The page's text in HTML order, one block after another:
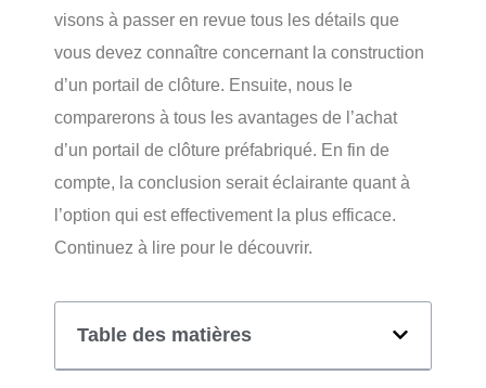
visons à passer en revue tous les détails que
vous devez connaître concernant la construction
d’un portail de clôture. Ensuite, nous le
comparerons à tous les avantages de l’achat
d’un portail de clôture préfabriqué. En fin de
compte, la conclusion serait éclairante quant à
l’option qui est effectivement la plus efficace.
Continuez à lire pour le découvrir.
Table des matières